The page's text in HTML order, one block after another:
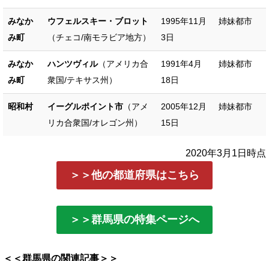
みなか
み町
ウフェルスキー・ブロット
（チェコ/南モラビア地方）
1995年11月
3日
姉妹都市
みなか
み町
ハンツヴィル（アメリカ合
衆国/テキサス州）
1991年4月
18日
姉妹都市
昭和村 イーグルポイント市 （アメ
リカ合衆国/オレゴン州）
2005年12月
15日
姉妹都市
2020年3月1日時点
＞＞他の都道府県はこちら
＞＞群馬県の特集ページへ
＜＜群馬県の関連記事＞＞